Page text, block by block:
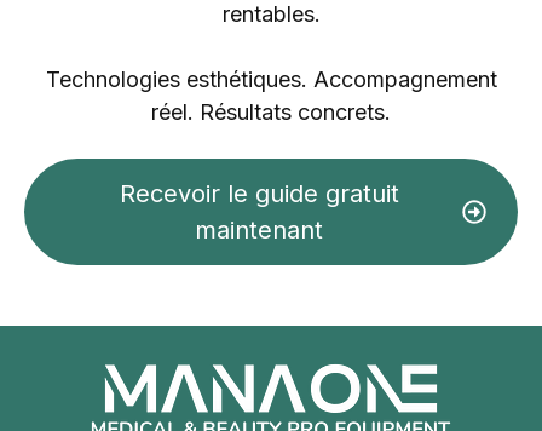
rentables.
Technologies esthétiques. Accompagnement
réel. Résultats concrets.
Recevoir le guide gratuit
maintenant